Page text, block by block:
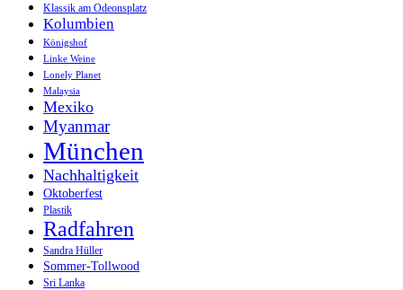
Klassik am Odeonsplatz
Kolumbien
Königshof
Linke Weine
Lonely Planet
Malaysia
Mexiko
Myanmar
München
Nachhaltigkeit
Oktoberfest
Plastik
Radfahren
Sandra Hüller
Sommer-Tollwood
Sri Lanka